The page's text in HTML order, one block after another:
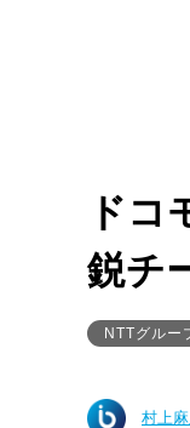
ド
鋭チ
NTTグルー
村上麻